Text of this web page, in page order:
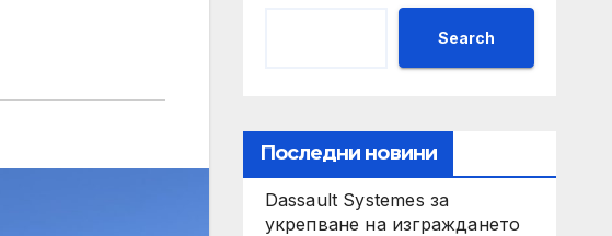
Search
Последни новини
Dassault Systemes за
укрепване на изграждането